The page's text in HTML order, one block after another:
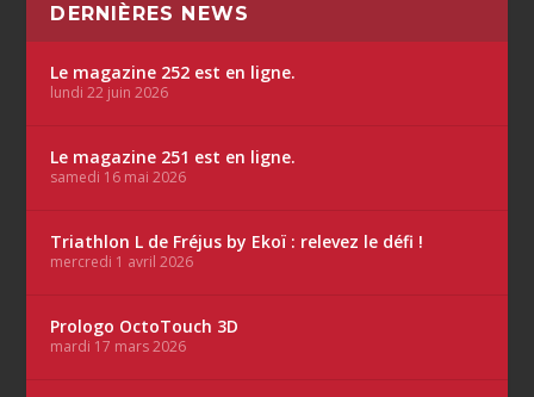
DERNIÈRES NEWS
Le magazine 252 est en ligne.
lundi 22 juin 2026
Le magazine 251 est en ligne.
samedi 16 mai 2026
Triathlon L de Fréjus by Ekoï : relevez le défi !
mercredi 1 avril 2026
Prologo OctoTouch 3D
mardi 17 mars 2026